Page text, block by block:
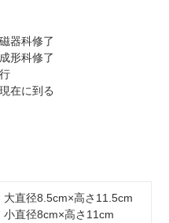
器科修了
形科修了
在に到る
大直径8.5cm×高さ11.5cm
小直径8cm×高さ11cm